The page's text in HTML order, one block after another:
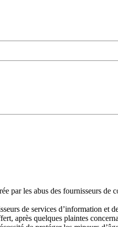
par les abus des fournisseurs de
de services d’information
après quelques plaintes